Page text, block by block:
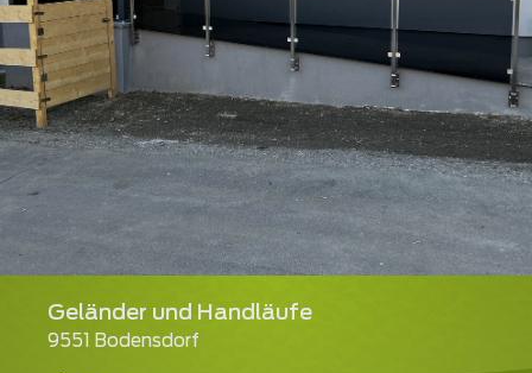
Geländer und Handläufe
9551 Bodensdorf